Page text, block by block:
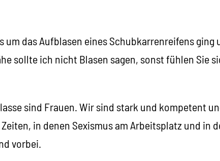
um das Aufblasen eines Schubkarrenreifens ging
sollte ich nicht Blasen sagen, sonst fühlen Sie
sind Frauen. Wir sind stark und kompetent
in denen Sexismus am Arbeitsplatz und in
vorbei.